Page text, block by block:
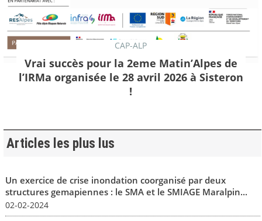
CAP-ALP
Vrai succès pour la 2eme Matin’Alpes de
l’IRMa organisée le 28 avril 2026 à Sisteron
!
Articles les plus lus
Un exercice de crise inondation coorganisé par deux
structures gemapiennes : le SMA et le SMIAGE Maralpin...
02-02-2024